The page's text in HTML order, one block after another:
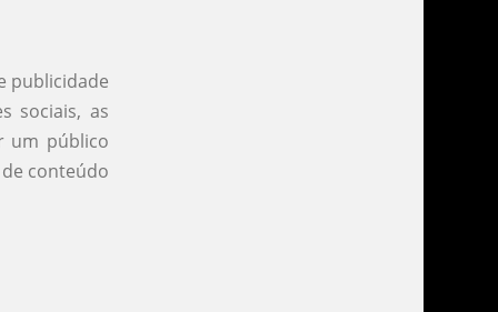
publicidade
sociais, as
um público
conteúdo